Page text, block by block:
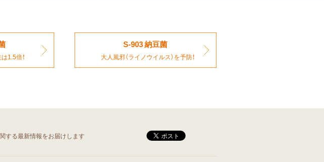
1.5倍！
S-903 納豆菌
大人風邪（ライノウイルス）を予防！
する最新情報をお届けします